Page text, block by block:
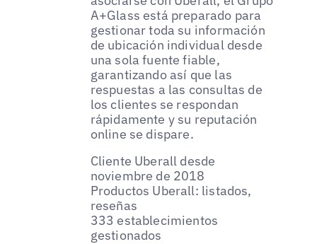
A+Glass está preparado para
gestionar toda su información
de ubicación individual desde
una sola fuente fiable,
garantizando así que las
respuestas a las consultas de
los clientes se respondan
rápidamente y su reputación
online se dispare.
Cliente Uberall desde
noviembre de 2018
Productos Uberall: listados,
reseñas
333 establecimientos
gestionados